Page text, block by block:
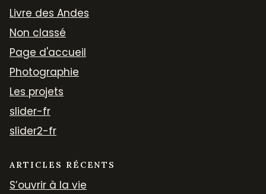
Livre des Andes
Non classé
Page d'accueil
Photographie
Les projets
slider-fr
slider2-fr
ARTICLES RÉCENTS
S’ouvrir à la vie